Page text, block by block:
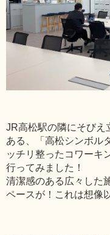
JR高松駅の隣にそびえ
ある、「高松シンボル
ッチリ整ったコワーキ
行ってみました！
清潔感のある広々した
ペースが！これは想像